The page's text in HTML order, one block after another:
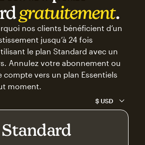
gratuitement.
nos clients bénéficient d’un
jusqu’à 24 fois
le plan Standard avec un
Annulez votre abonnement ou
compte vers un plan Essentiels
moment.
Standard